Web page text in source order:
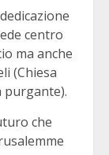
centro
ma anche
(Chiesa
purgante).
che